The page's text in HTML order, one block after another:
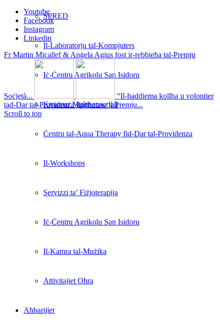
SPRED
Il-Laboratorju tal-Kompjuters
Iċ-Ċentru Agrikolu San Isidoru
Kmamar Multisensorjali
Ċentru tal-Aqua Therapy fid-Dar tal-Providenza
Il-Workshops
Servizzi ta’ Fiżjoterapija
Iċ-Ċentru Agrikolu San Isidoru
Il-Kamra tal-Mużika
Attivitajiet Oħra
Aħbarijiet
Youtube
Facebook
Instagram
Linkedin
Fr Martin Micallef & Anġela Agius fost ir-rebbieħa tal-Premju
Soċjetà...
“Il-ħaddiema kollha u volontier
tad-Dar tal-Providenza jingħataw il-Premju...
Scroll to top